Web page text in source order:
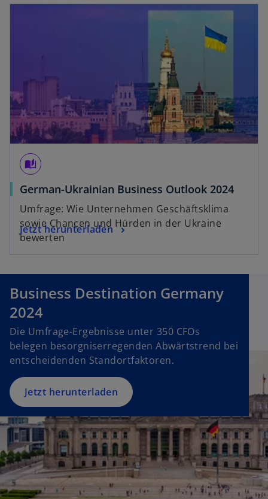
g
auto_stories
German-Ukrainian Business Outlook 2024
Umfrage: Wie Unternehmen Geschäftsklima
sowie Chancen und Hürden in der Ukraine
bewerten
Jetzt herunterladen
Business Destination Germany
2024
Die Umfrage-Ergebnisse unter 350 CFOs
belegen besorgniserregenden Abwärtstrend bei
entscheidenden Standortfaktoren.
Jetzt herunterladen
w
i
n
e
i
r
n
e
n
R
e
g
is
t
e
r
k
a